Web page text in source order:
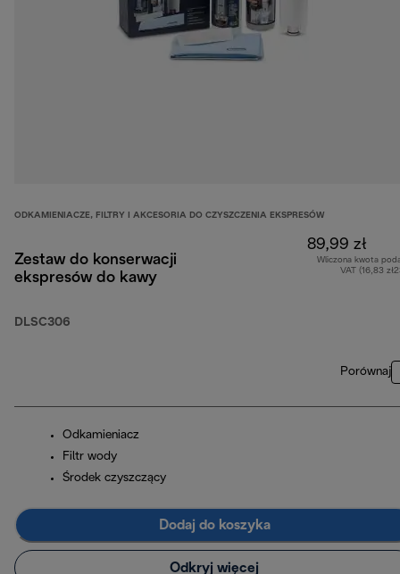
ODKAMIENIACZE, FILTRY I AKCESORIA DO CZYSZCZENIA EKSPRESÓW
Zestaw do konserwacji
ekspresów do kawy
DLSC306
89,99 zł
Wliczona kwota
VAT (16,83
Porównaj
Odkamieniacz
Filtr wody
Środek czyszczący
Dodaj do koszyka
Odkryj więcej